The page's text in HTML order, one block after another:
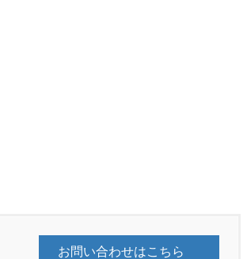
お問い合わせはこちら